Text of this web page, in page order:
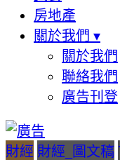
房地產
關於我們 ▾
關於我們
聯絡我們
廣告刊登
財經 財經_圖文稿